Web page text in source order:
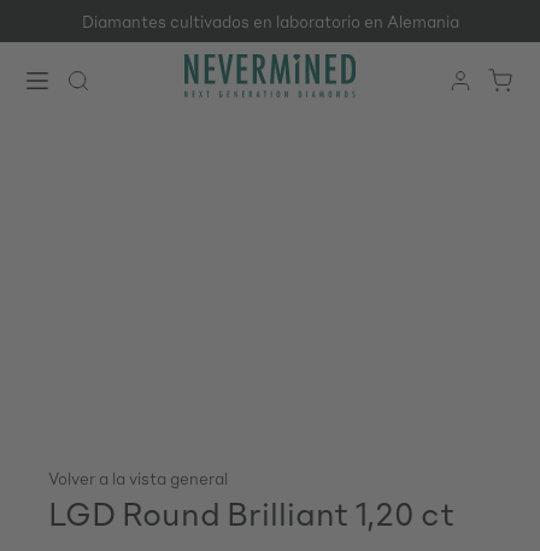
Saltar al contenido principal
Diamantes cultivados en laboratorio en Alemania
Volver a la vista general
LGD Round Brilliant 1,20 ct